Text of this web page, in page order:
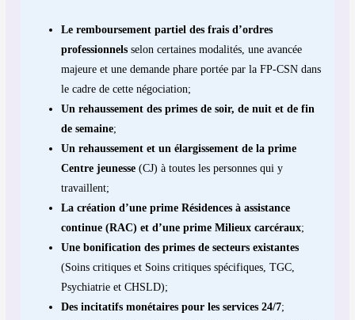
Le remboursement partiel des frais d’ordres
professionnels selon certaines modalités, une avancée
majeure et une demande phare portée par la FP-CSN dans
le cadre de cette négociation;
Un rehaussement des primes de soir, de nuit et de fin
de semaine;
Un rehaussement et un élargissement de la prime
Centre jeunesse (CJ) à toutes les personnes qui y
travaillent;
La création d’une prime Résidences à assistance
continue (RAC) et d’une prime Milieux carcéraux;
Une bonification des primes de secteurs existantes
(Soins critiques et Soins critiques spécifiques, TGC,
Psychiatrie et CHSLD);
Des incitatifs monétaires pour les services 24/7;